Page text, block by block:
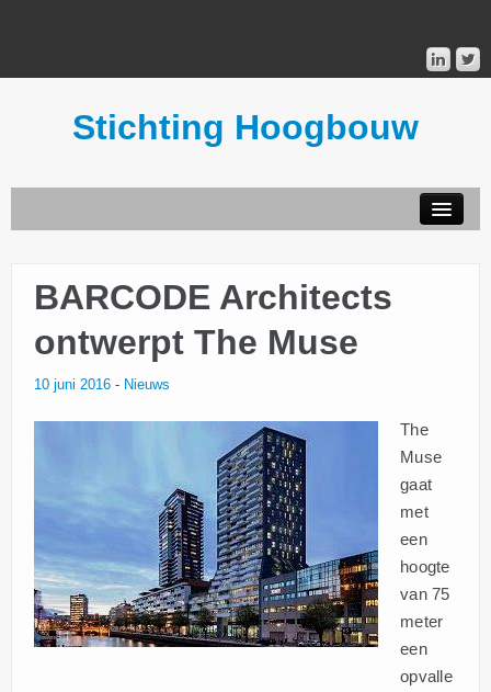
Stichting Hoogbouw
PUBLICATIES
DONATEURS
BARCODE Architects
ontwerpt The Muse
10 juni 2016 - Nieuws
The
Muse
gaat
met
een
hoogte
van 75
meter
een
opvalle